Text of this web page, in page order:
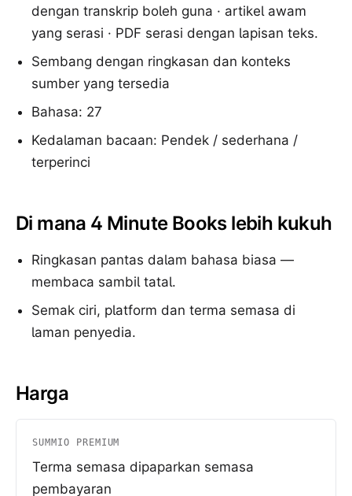
dengan transkrip boleh guna · artikel awam
yang serasi · PDF serasi dengan lapisan teks.
Sembang dengan ringkasan dan konteks
sumber yang tersedia
Bahasa: 27
Kedalaman bacaan: Pendek / sederhana /
terperinci
Di mana 4 Minute Books lebih kukuh
Ringkasan pantas dalam bahasa biasa —
membaca sambil tatal.
Semak ciri, platform dan terma semasa di
laman penyedia.
Harga
SUMMIO PREMIUM
Terma semasa dipaparkan semasa
pembayaran